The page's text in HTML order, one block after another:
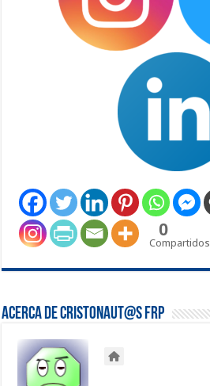
0
Compartidos
Acerca de Cristonaut@s FRP